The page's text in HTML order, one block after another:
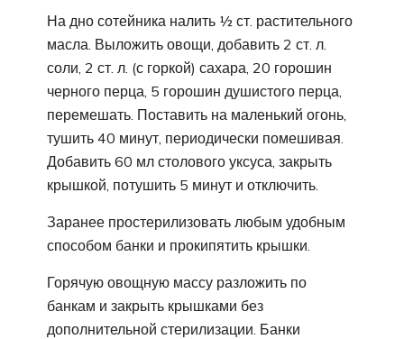
На дно сотейника налить ½ ст. растительного
масла. Выложить овощи, добавить 2 ст. л.
соли, 2 ст. л. (с горкой) сахара, 20 горошин
черного перца, 5 горошин душистого перца,
перемешать. Поставить на маленький огонь,
тушить 40 минут, периодически помешивая.
Добавить 60 мл столового уксуса, закрыть
крышкой, потушить 5 минут и отключить.
Заранее простерилизовать любым удобным
способом банки и прокипятить крышки.
Горячую овощную массу разложить по
банкам и закрыть крышками без
дополнительной стерилизации. Банки